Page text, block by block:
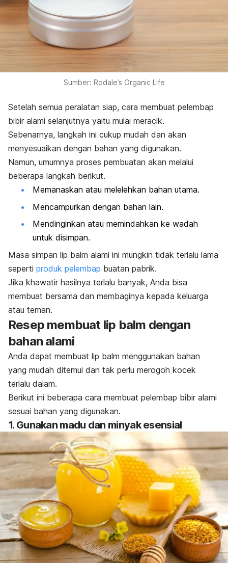
Sumber: Rodale’s Organic Life
Setelah semua peralatan siap, cara membuat pelembap
bibir alami selanjutnya yaitu mulai meracik.
Sebenarnya, langkah ini cukup mudah dan akan
menyesuaikan dengan bahan yang digunakan.
Namun, umumnya proses pembuatan akan melalui
beberapa langkah berikut.
Memanaskan atau melelehkan bahan utama.
Mencampurkan dengan bahan lain.
Mendinginkan atau memindahkan ke wadah
untuk disimpan.
Masa simpan lip balm alami ini mungkin tidak terlalu lama
seperti produk pelembap buatan pabrik.
Jika khawatir hasilnya terlalu banyak, Anda bisa
membuat bersama dan membaginya kepada keluarga
atau teman.
Resep membuat lip balm dengan
bahan alami
Anda dapat membuat lip balm menggunakan bahan
yang mudah ditemui dan tak perlu merogoh kocek
terlalu dalam.
Berikut ini beberapa cara membuat pelembap bibir alami
sesuai bahan yang digunakan.
1. Gunakan madu dan minyak esensial